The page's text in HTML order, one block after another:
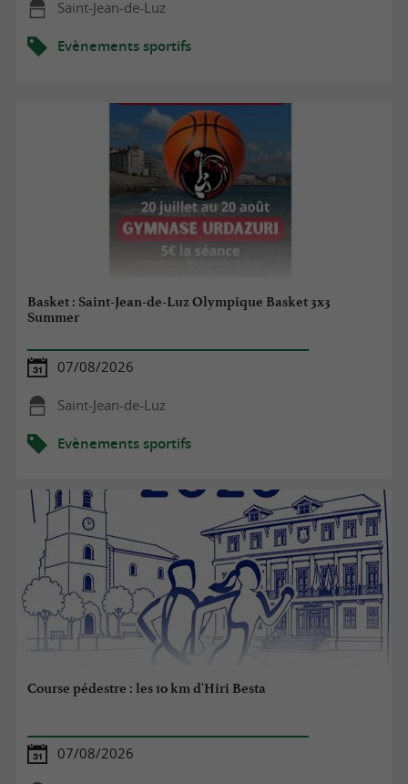
Saint-Jean-de-Luz
Evènements sportifs
Basket : Saint-Jean-de-Luz Olympique Basket 3x3
Summer
07/08/2026
Saint-Jean-de-Luz
Evènements sportifs
Course pédestre : les 10 km d'Hiri Besta
07/08/2026